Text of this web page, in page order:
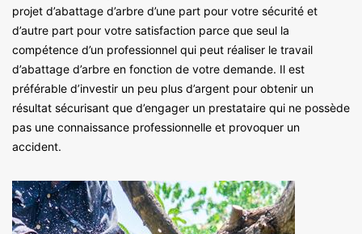
projet d’abattage d’arbre d’une part pour votre sécurité et
d’autre part pour votre satisfaction parce que seul la
compétence d’un professionnel qui peut réaliser le travail
d’abattage d’arbre en fonction de votre demande. Il est
préférable d’investir un peu plus d’argent pour obtenir un
résultat sécurisant que d’engager un prestataire qui ne possède
pas une connaissance professionnelle et provoquer un
accident.